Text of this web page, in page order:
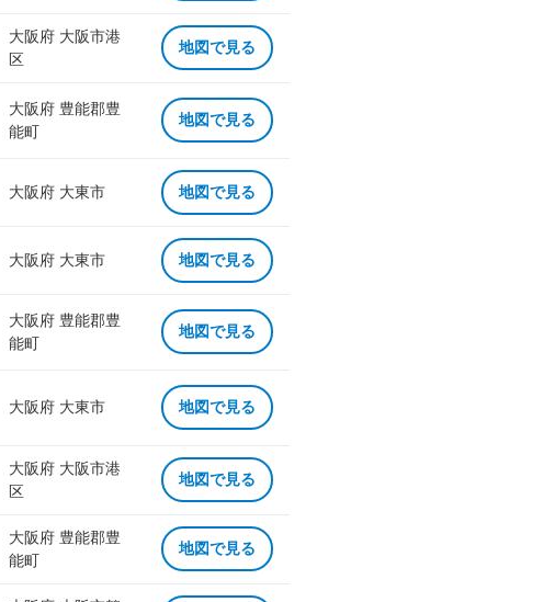
大阪府 大阪市港
区
地図で見る
大阪府 豊能郡豊
能町
地図で見る
大阪府 大東市 地図で見る
大阪府 大東市 地図で見る
大阪府 豊能郡豊
能町
地図で見る
大阪府 大東市 地図で見る
大阪府 大阪市港
区
地図で見る
大阪府 豊能郡豊
能町
地図で見る